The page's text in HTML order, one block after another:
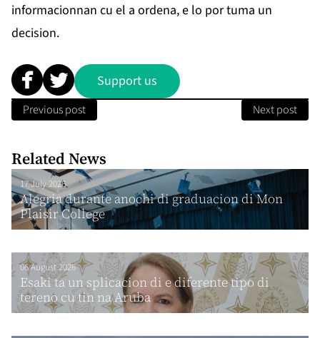
informacionnan cu el a ordena, e lo por tuma un
decision.
Support us
Previous post Next post
Related News
17 July 2026
Alegria durante anochi di graduacion di Mon
Plaisir College
06 August 2026
Esaki ta un splicacion di e diferente tipo di
tereno cu tin na Aruba